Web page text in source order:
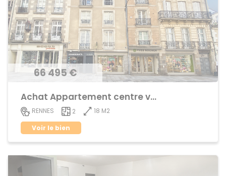
66 495 €
Achat Appartement centre ville
RENNES 2
18 M2
Voir le bien